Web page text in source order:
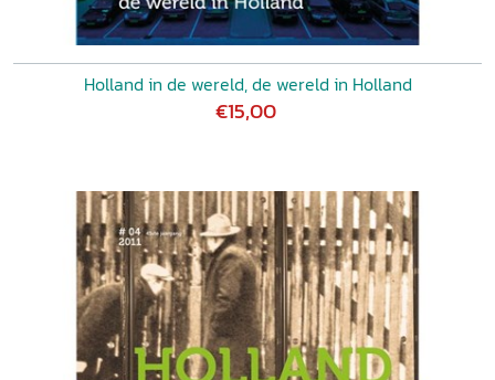
Holland in de wereld, de wereld in Holland
€15,00